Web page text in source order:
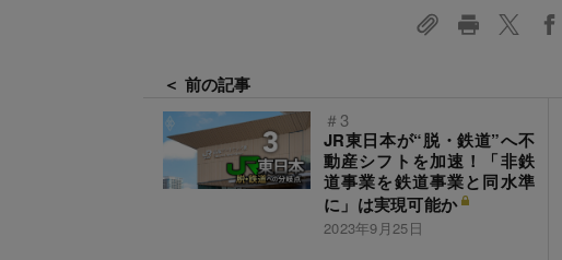
＜ 前の記事
＃3
JR東日本が“脱・鉄道”へ不
動産シフトを加速！「非鉄
道事業を鉄道事業と同水準
に」は実現可能か
2023年9月25日